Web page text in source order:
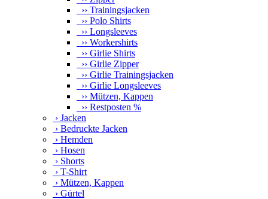
›› Trainingsjacken
›› Polo Shirts
›› Longsleeves
›› Workershirts
›› Girlie Shirts
›› Girlie Zipper
›› Girlie Trainingsjacken
›› Girlie Longsleeves
›› Mützen, Kappen
›› Restposten %
› Jacken
› Bedruckte Jacken
› Hemden
› Hosen
› Shorts
› T-Shirt
› Mützen, Kappen
› Gürtel